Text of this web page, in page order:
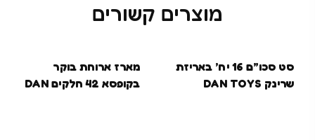
מוצרים קשורים
סט סכו”ם 16 יח’ באריזת
שרינק DAN TOYS
מארז ארוחת בוקר
בקופסא 42 חלקים DAN